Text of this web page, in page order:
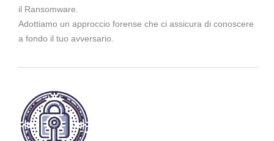
il Ransomware.
Adottiamo un approccio forense che ci assicura di conoscere
a fondo il tuo avversario.